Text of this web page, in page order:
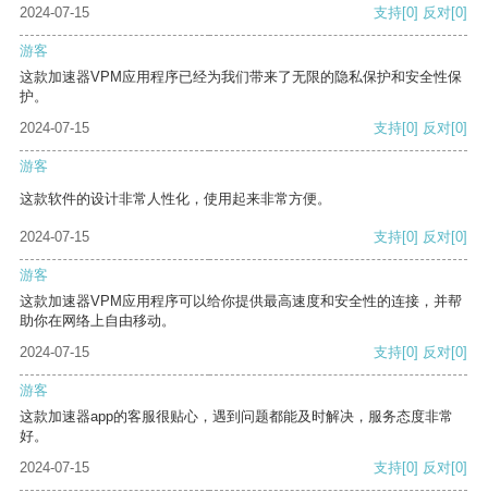
2024-07-15
支持[0] 反对[0]
游客
这款加速器VPM应用程序已经为我们带来了无限的隐私保护和安全性保
护。
2024-07-15
支持[0] 反对[0]
游客
这款软件的设计非常人性化，使用起来非常方便。
2024-07-15 支持[0] 反对[0]
游客
这款加速器VPM应用程序可以给你提供最高速度和安全性的连接，并帮
助你在网络上自由移动。
2024-07-15
支持[0] 反对[0]
游客
这款加速器app的客服很贴心，遇到问题都能及时解决，服务态度非常
好。
2024-07-15
支持[0] 反对[0]